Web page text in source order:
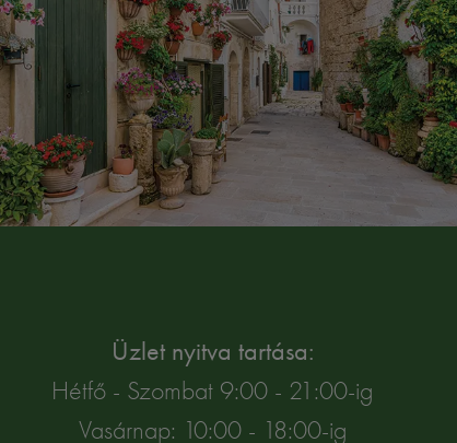
Üzlet nyitva tartása:
Hétfő - Szombat 9:00 - 21:00-ig
Vasárnap: 10:00 - 18:00-ig